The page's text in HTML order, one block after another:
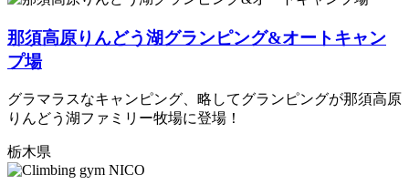
那須高原りんどう湖グランピング&オートキャン
プ場
グラマラスなキャンピング、略してグランピングが那須高原
りんどう湖ファミリー牧場に登場！
栃木県